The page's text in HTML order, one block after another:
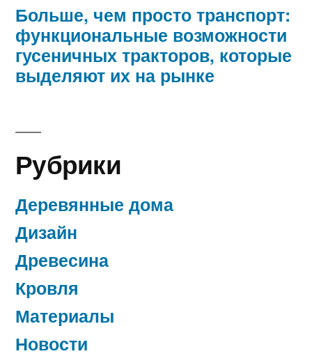
Больше, чем просто транспорт:
функциональные возможности
гусеничных тракторов, которые
выделяют их на рынке
Рубрики
Деревянные дома
Дизайн
Древесина
Кровля
Материалы
Новости